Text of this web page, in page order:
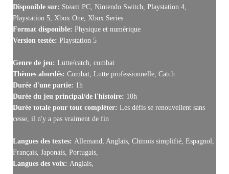
Disponible sur: Steam PC, Nintendo Switch, Playstation 4,
Playstation 5, Xbox One, Xbox Series
Format disponible: Physique et numérique
Version testée: Playstation 5
Genre de jeu: Lutte/catch, combat
Thèmes abordés: Combat, Lutte professionnelle, Catch
Durée d'une partie: 1h
Durée du jeu principal/de l'histoire: 10h
Durée totale pour tout compléter: Les défis se renouvellent sans
cesse, il n'y a pas vraiment de fin
Langues des textes: Allemand, Anglais, Chinois simplifié, Espagnol,
Français, Japonais, Portugais,
Langues des voix: Anglais,